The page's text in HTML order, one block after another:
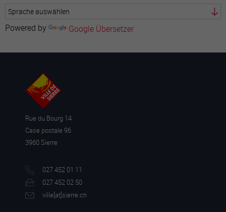
Powered by Google Übersetzer
Rue du Bourg 14
Case postale 96
3960 Sierre
027 452 01 11
027 452 02 50
ville[at]sierre.ch